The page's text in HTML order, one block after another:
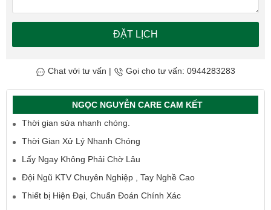
ĐẶT LỊCH
Chat với tư vấn | Gọi cho tư vấn: 0944283283
NGỌC NGUYỄN CARE CAM KẾT
Thời gian sửa nhanh chóng.
Thời Gian Xử Lý Nhanh Chóng
Lấy Ngay Không Phải Chờ Lâu
Đội Ngũ KTV Chuyên Nghiệp , Tay Nghề Cao
Thiết bị Hiện Đại, Chuẩn Đoán Chính Xác